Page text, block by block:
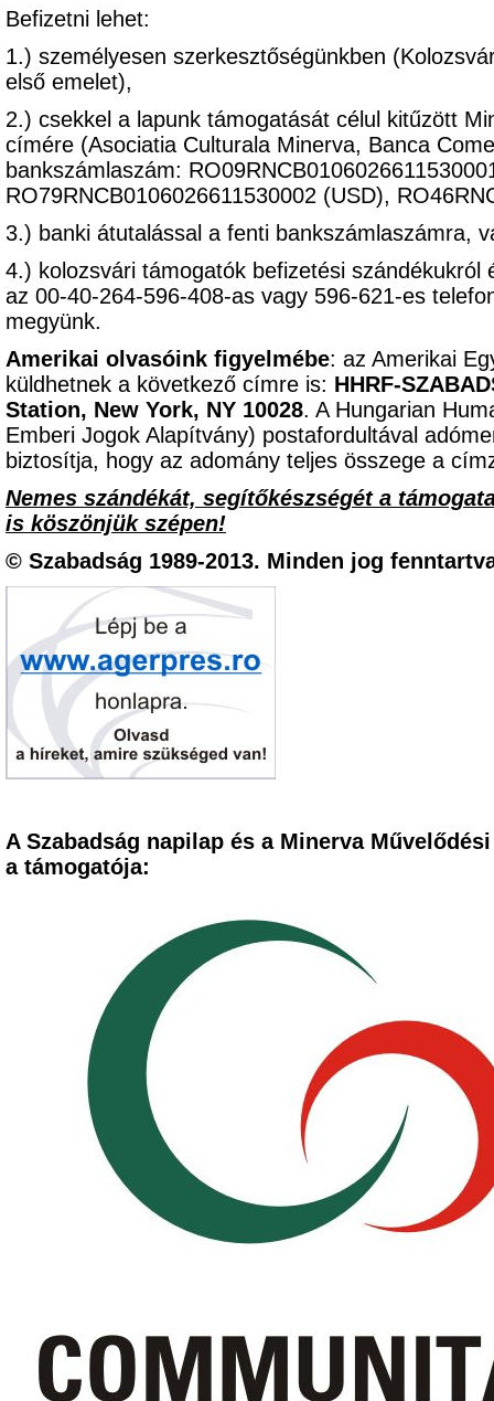
Befizetni lehet:
1.) személyesen szerkesztőségünkben
első emelet),
2.) csekkel a lapunk támogatását célul kitűzött
címére (Asociatia Culturala Minerva, Banca
bankszámlaszám:
RO79RNCB0106026611530002 (USD),
3.) banki átutalással a fenti bankszámlaszámra,
4.) kolozsvári támogatók befizetési
az 00-40-264-596-408-as vagy 596-621-es
megyünk.
Amerikai olvasóink figyelmébe: az Amerikai
küldhetnek a következő címre is: HHRF-
Station, New York, NY 10028. A Hungarian
Emberi Jogok Alapítvány) postafordultával
biztosítja, hogy az adomány teljes összege a
Nemes szándékát, segítőkészségét a
is köszönjük szépen!
© Szabadság 1989-2013. Minden jog
A Szabadság napilap és a Minerva
a támogatója: